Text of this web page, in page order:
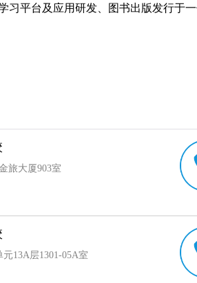
习平台及应用研发、图书出版发行于
旅大厦903室
13A层1301-05A室